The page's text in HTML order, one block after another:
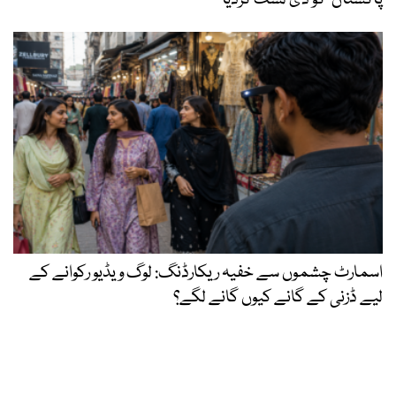
اسمارٹ چشموں سے خفیہ ریکارڈنگ: لوگ ویڈیو رکوانے کے
لیے ڈزنی کے گانے کیوں گانے لگے؟